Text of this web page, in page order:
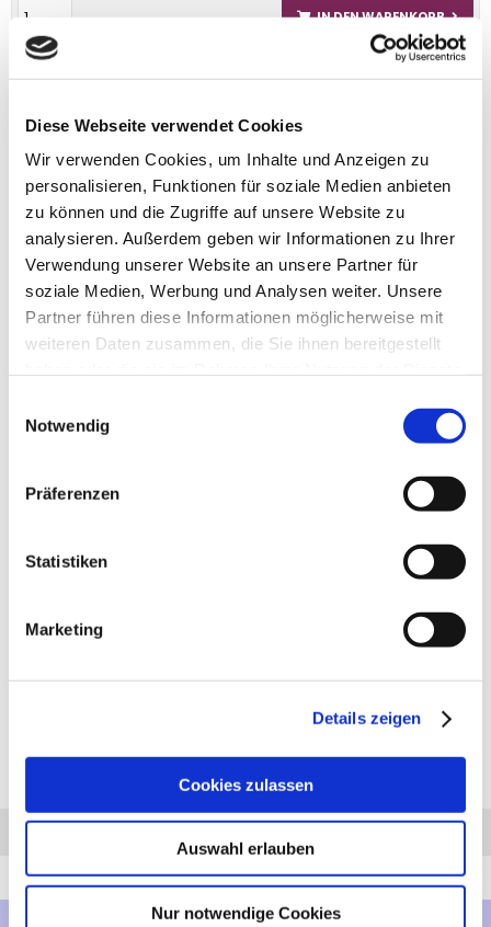
Diese Webseite verwendet Cookies
Wir verwenden Cookies, um Inhalte und Anzeigen zu
personalisieren, Funktionen für soziale Medien anbieten
zu können und die Zugriffe auf unsere Website zu
analysieren. Außerdem geben wir Informationen zu Ihrer
Verwendung unserer Website an unsere Partner für
soziale Medien, Werbung und Analysen weiter. Unsere
Partner führen diese Informationen möglicherweise mit
weiteren Daten zusammen, die Sie ihnen bereitgestellt
Notwendig
Präferenzen
Statistiken
Marketing
Details zeigen
Cookies zulassen
Auswahl erlauben
Nur notwendige Cookies
IN DEN WARENKORB
Anhängerkupplung für Peugeot 306: Anhängerkupplung
horizontal abnehmbar, manueller Verschluss, ähnlich Abbildung.
Befestigungsteile, Kupplungskugel, Schraubensatz, Nachrüsten
Montageanleitung u. Gutachten. Bei Fragen zur ausgewählten
Anhängelast: 1400 kg
Diesen Artikel haben wir am 14.12.2023 in unseren Katalog aufgenommen.